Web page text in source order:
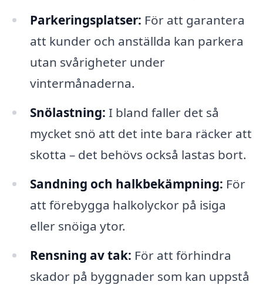
Parkeringsplatser: För att garantera
att kunder och anställda kan parkera
utan svårigheter under
vintermånaderna.
Snölastning: I bland faller det så
mycket snö att det inte bara räcker att
skotta – det behövs också lastas bort.
Sandning och halkbekämpning: För
att förebygga halkolyckor på isiga
eller snöiga ytor.
Rensning av tak: För att förhindra
skador på byggnader som kan uppstå